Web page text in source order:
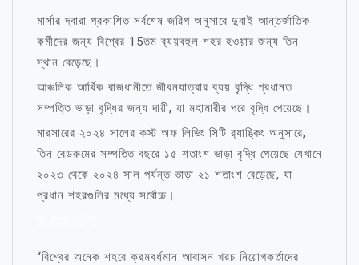
মার্সার দ্বারা প্রকাশিত সর্বশেষ জরিপ অনুসারে দুবাই আন্তর্জাতিক
কর্মীদের জন্য বিশ্বের 15তম ব্যয়বহুল শহর হওয়ার জন্য তিন
স্থান বেড়েছে।
আঞ্চলিক আর্থিক রাজধানীতে জীবনযাত্রার ব্যয় বৃদ্ধি প্রধানত
সম্পত্তি ভাড়া বৃদ্ধির জন্য দায়ী, যা মহামারীর পরে বৃদ্ধি পেয়েছে।
মারসারের ২০২৪ সালের কস্ট অফ লিভিং সিটি র‌্যাঙ্কিং অনুসারে,
তিন বেডরুমের সম্পত্তি বছরে ১৫ শতাংশ ভাড়া বৃদ্ধি পেয়েছে যেখানে
২০২৩ থেকে ২০২৪ সাল পর্যন্ত ভাড়া ২১ শতাংশ বেড়েছে, যা
প্রধান শহরগুলির মধ্যে সর্বোচ্চ। .
“বিশ্বের অনেক শহরে ক্রমবর্ধমান আবাসন খরচ নিয়োগকর্তাদের